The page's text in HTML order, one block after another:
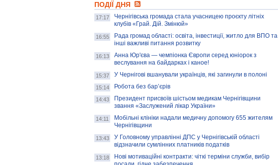
колекцію про війну, емоції та тварин
AB InBev Efes Україна підтримала
навчальний проєкт "Молодіжна бізнес-
школа", спрямований на розвиток
підприємництва у Чернігівській області
Золота тварина: видання Forbes
написало про чернігівця Патрона: хто і
скільки на ньому заробляє? І куди
витрачають?
ПОДІЇ ДНЯ
17:17
Чернігівська громада стала учасницею проєкту літніх
клубів «Грай. Дій. Змінюй»
16:55
Рада громад області: освіта, інвестиції, житло для ВПО та
інші важливі питання розвитку
16:13
Анна Юр'єва — чемпіонка Європи серед юніорок з
веслування на байдарках і каное!
15:37 У Чернігові вшанували українців, які загинули в полоні
15:14 Робота без бар’єрів
14:43
Президент присвоїв шістьом медикам Чернігівщини
звання «Заслужений лікар України»
14:11
Мобільні клініки надали медичну допомогу 655 жителям
Чернігівщини
13:43
У Головному управлінні ДПС у Чернігівській області
відзначили сумлінних платників податків
13:18
Нові мотиваційні контракти: чіткі терміни служби, вибір